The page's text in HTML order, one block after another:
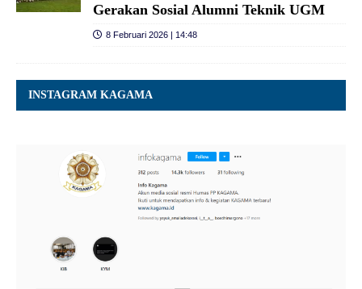
Gerakan Sosial Alumni Teknik UGM
8 Februari 2026 | 14:48
INSTAGRAM KAGAMA